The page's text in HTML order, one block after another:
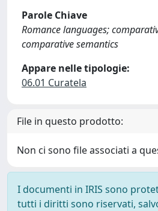
Parole Chiave
Romance languages;
comparative semantics
Appare nelle tipologie:
06.01 Curatela
File in questo prodotto:
Non ci sono file associati a
I documenti in IRIS sono
tutti i diritti sono riservati,